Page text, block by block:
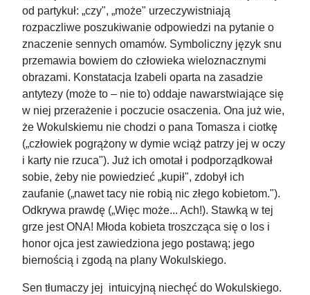
od partykuł: „czy", „może" urzeczywistniają
rozpaczliwe poszukiwanie odpowiedzi na pytanie o
znaczenie sennych omamów. Symboliczny język snu
przemawia bowiem do człowieka wieloznacznymi
obrazami. Konstatacja Izabeli oparta na zasadzie
antytezy (może to – nie to) oddaje nawarstwiające się
w niej przerażenie i poczucie osaczenia. Ona już wie,
że Wokulskiemu nie chodzi o pana Tomasza i ciotkę
(„człowiek pogrążony w dymie wciąż patrzy jej w oczy
i karty nie rzuca"). Już ich omotał i podporządkował
sobie, żeby nie powiedzieć „kupił", zdobył ich
zaufanie („nawet tacy nie robią nic złego kobietom.").
Odkrywa prawdę („Więc może... Ach!). Stawką w tej
grze jest ONA! Młoda kobieta troszcząca się o los i
honor ojca jest zawiedziona jego postawą; jego
biernością i zgodą na plany Wokulskiego.
Sen tłumaczy jej intuicyjną niechęć do Wokulskiego.